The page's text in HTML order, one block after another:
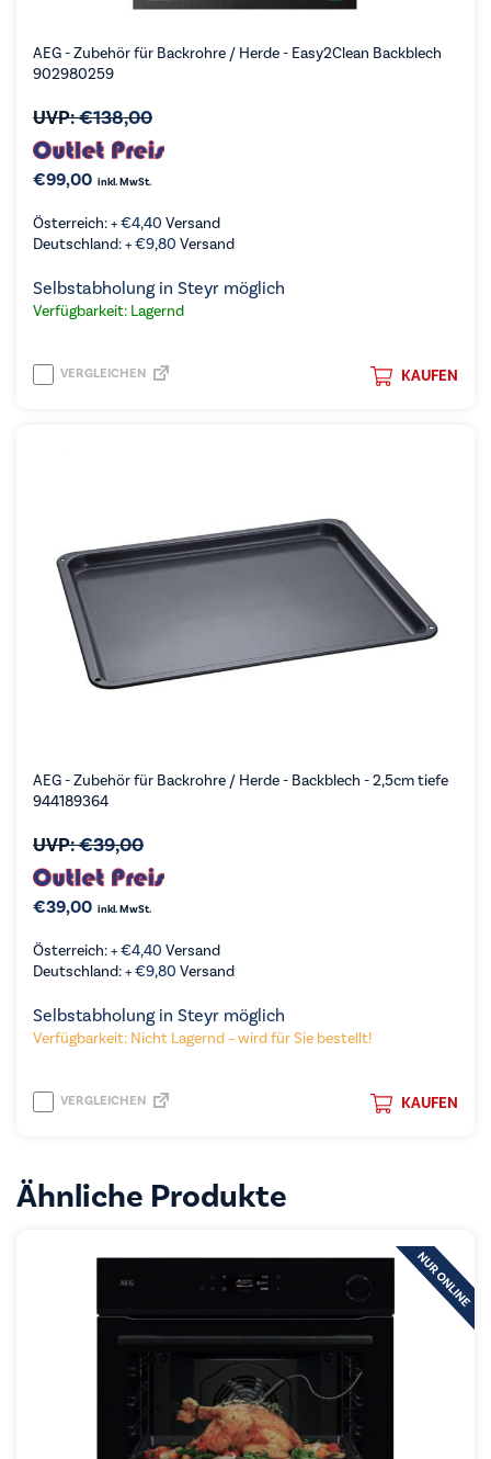
AEG - Zubehör für Backrohre / Herde - Easy2Clean Backblech
902980259
UVP:€138,00
€99,00 inkl. MwSt.
Österreich: +€4,40 Versand
Deutschland: +€9,80 Versand
Selbstabholung in Steyr möglich
Verfügbarkeit: Lagernd
KAUFEN
VERGLEICHEN
AEG - Zubehör für Backrohre / Herde - Backblech - 2,5cm tiefe
944189364
UVP:€39,00
€39,00 inkl. MwSt.
Österreich: +€4,40 Versand
Deutschland: +€9,80 Versand
Selbstabholung in Steyr möglich
Verfügbarkeit: Nicht Lagernd – wird für Sie bestellt!
KAUFEN
VERGLEICHEN
Ähnliche Produkte